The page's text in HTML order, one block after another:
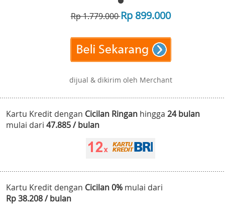
Rp 1.779.000Rp 899.000
dijual & dikirim oleh Merchant
Kartu Kredit dengan Cicilan Ringan hingga 24 bulan
mulai dari 47.885 / bulan
Kartu Kredit dengan Cicilan 0% mulai dari
Rp 38.208 / bulan